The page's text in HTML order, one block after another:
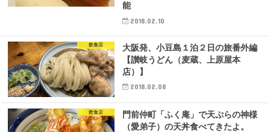
能
2018.02.10
飲食店
大阪発、小豆島１泊２日の旅番外編
【讃岐うどん（麦蔵、上原屋本
店）】
2018.02.08
飲食店
門前仲町「ふく庵」で天ぷらの神様
（愛弟子）の天丼食べてきたよ。